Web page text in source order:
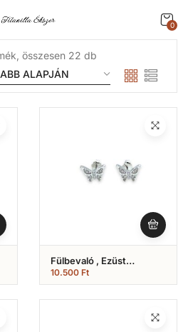
0
összesen 22 db
Fülbevaló , Ezüst
Pillangós (Nr.24)
10.500 Ft